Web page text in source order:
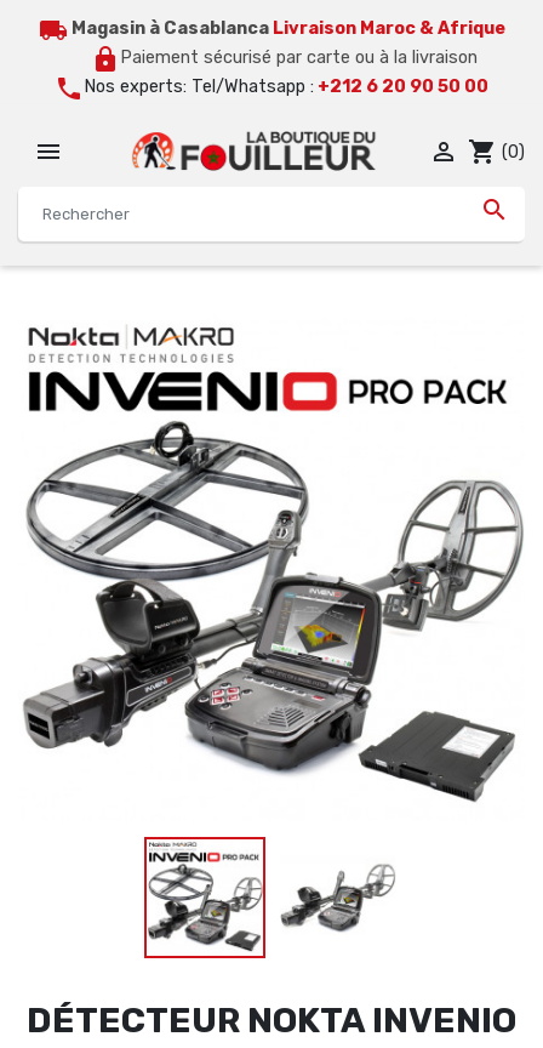
local_shipping Magasin à Casablanca Livraison Maroc & Afrique
lock Paiement sécurisé par carte ou à la livraison
call Nos experts: Tel/Whatsapp : +212 6 20 90 50 00


 shopping_cart (0)
DÉTECTEUR NOKTA INVENIO